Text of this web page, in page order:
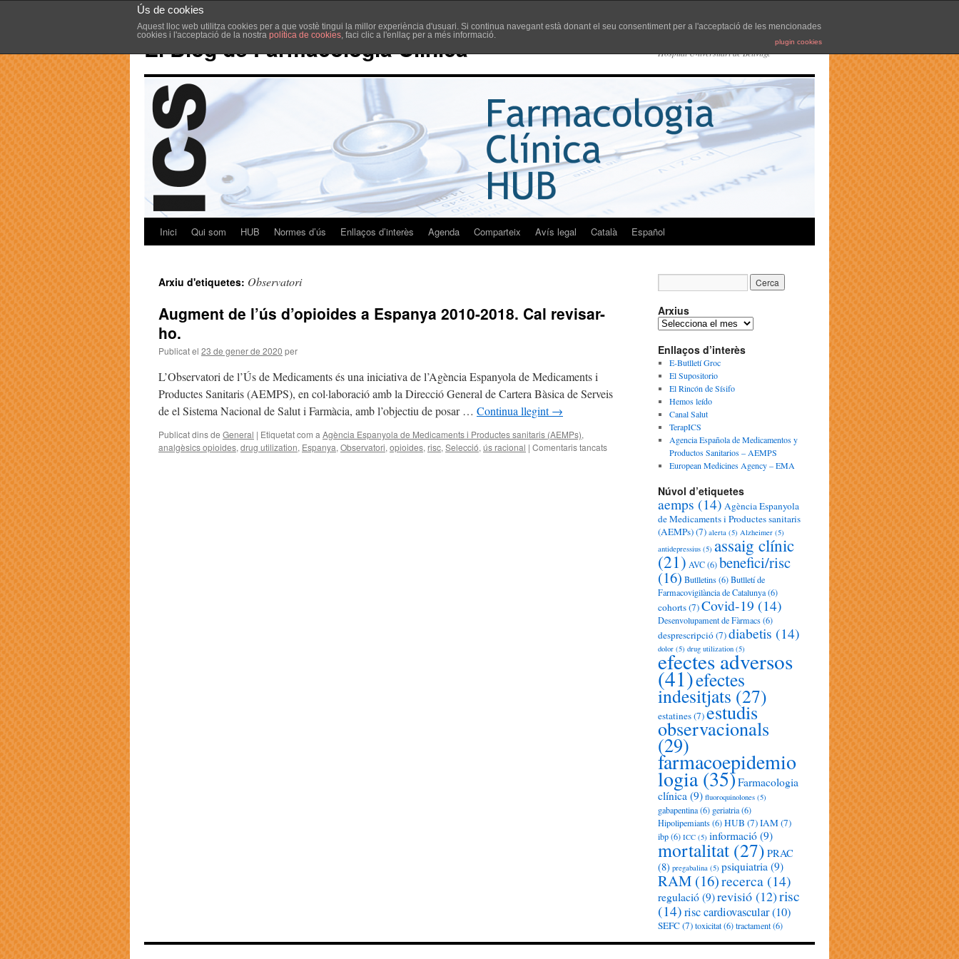
Ús de cookies
Aquest lloc web utilitza cookies per a que vostè tingui la millor experiència d'usuari. Si continua navegant està donant el seu consentiment per a l'acceptació de les mencionades
cookies i l'acceptació de la nostra política de cookies, faci clic a l'enllaç per a més informació.
plugin cookies
El Blog de Farmacologia Clínica Hospital Universitari de Bellvitge
Inici Qui som HUB Normes d’ús Enllaços d’interès Agenda Comparteix Avís legal Català Español
Arxiu d'etiquetes: Observatori
Augment de l’ús d’opioides a Espanya 2010-2018. Cal revisar-
ho.
Publicat el 23 de gener de 2020 per
L’Observatori de l’Ús de Medicaments és una iniciativa de l’Agència Espanyola de Medicaments i
Productes Sanitaris (AEMPS), en col·laboració amb la Direcció General de Cartera Bàsica de Serveis
de el Sistema Nacional de Salut i Farmàcia, amb l’objectiu de posar … Continua llegint→
Publicat dins de General | Etiquetat com a Agència Espanyola de Medicaments i Productes sanitaris (AEMPs),
analgèsics opioides, drug utilization, Espanya, Observatori, opioides, risc, Selecció, ús racional | Comentaris tancats
Arxius
Enllaços d’interès
E-Butlletí Groc
El Supositorio
El Rincón de Sísifo
Hemos leído
Canal Salut
TerapICS
Agencia Española de Medicamentos y
Productos Sanitarios – AEMPS
European Medicines Agency – EMA
Núvol d’etiquetes
aemps (14) Agència Espanyola
de Medicaments i Productes sanitaris
(AEMPs)(7) alerta (5) Alzheimer (5)
antidepressius (5) assaig clínic
(21) AVC(6)benefici/risc
(16)Butlletins(6)Butlletí de
Farmacovigilància de Catalunya(6)
cohorts(7)Covid-19 (14)
Desenvolupament de Fàrmacs(6)
desprescripció(7)diabetis (14)
dolor (5) drug utilization (5)
efectes adversos
(41)efectes
indesitjats (27)
estatines(7)estudis
observacionals
(29)
farmacoepidemio
logia(35)Farmacologia
clínica (9) fluoroquinolones (5)
gabapentina(6) geriatria(6)
Hipolipemiants(6)HUB (7)IAM(7)
ibp(6) ICC (5) informació (9)
mortalitat (27) PRAC
(8) pregabalina (5) psiquiatria (9)
RAM (16)recerca (14)
regulació (9)revisió (12)risc
(14)risc cardiovascular(10)
SEFC(7)toxicitat(6)tractament(6)